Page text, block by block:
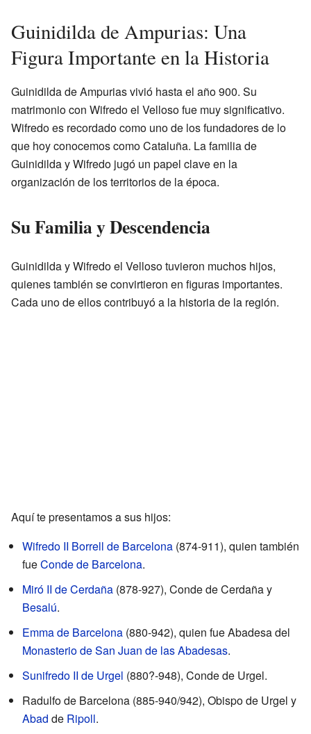
Guinidilda de Ampurias: Una
Figura Importante en la Historia
Guinidilda de Ampurias vivió hasta el año 900. Su
matrimonio con Wifredo el Velloso fue muy significativo.
Wifredo es recordado como uno de los fundadores de lo
que hoy conocemos como Cataluña. La familia de
Guinidilda y Wifredo jugó un papel clave en la
organización de los territorios de la época.
Su Familia y Descendencia
Guinidilda y Wifredo el Velloso tuvieron muchos hijos,
quienes también se convirtieron en figuras importantes.
Cada uno de ellos contribuyó a la historia de la región.
Aquí te presentamos a sus hijos:
Wifredo II Borrell de Barcelona (874-911), quien también
fueConde de Barcelona.
Miró II de Cerdaña (878-927), Conde de Cerdaña y
Besalú.
Emma de Barcelona (880-942), quien fue Abadesa del
Monasterio de San Juan de las Abadesas.
Sunifredo II de Urgel (880?-948), Conde de Urgel.
Radulfo de Barcelona (885-940/942), Obispo de Urgel y
Abad de Ripoll.